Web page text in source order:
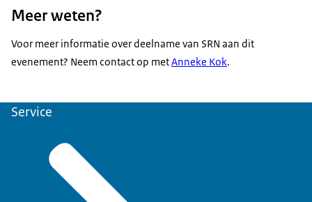
Meer weten?
Voor meer informatie over deelname van SRN aan dit
evenement? Neem contact op metAnneke Kok.
Service